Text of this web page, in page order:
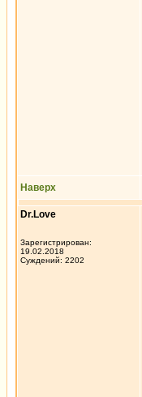
Наверх
Dr.Love
Зарегистрирован:
19.02.2018
Суждений: 2202